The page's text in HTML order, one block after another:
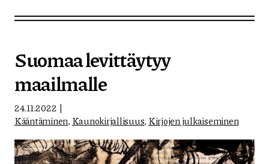
Suomaa levittäytyy
maailmalle
24.11.2022
Kääntäminen, Kaunokirjallisuus, Kirjojen julkaiseminen